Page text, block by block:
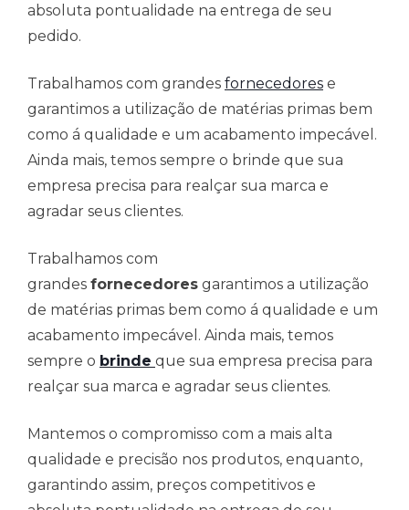
absoluta pontualidade na entrega de seu
pedido.
Trabalhamos com grandes fornecedores e
garantimos a utilização de matérias primas bem
como á qualidade e um acabamento impecável.
Ainda mais, temos sempre o brinde que sua
empresa precisa para realçar sua marca e
agradar seus clientes.
Trabalhamos com
grandes fornecedores garantimos a utilização
de matérias primas bem como á qualidade e um
acabamento impecável. Ainda mais, temos
sempre o brinde que sua empresa precisa para
realçar sua marca e agradar seus clientes.
Mantemos o compromisso com a mais alta
qualidade e precisão nos produtos, enquanto,
garantindo assim, preços competitivos e